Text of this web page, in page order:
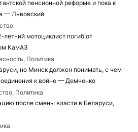
пенсионной реформе и пока к
— Львовский
мотоциклист погиб от
КамАЗ
Политика
но Минск должен понимать, с чем
к войне — Демченко
Политика
после смены власти в Беларуси,